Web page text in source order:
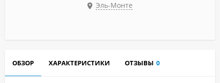
Эль-Монте
ОБЗОР ХАРАКТЕРИСТИКИ ОТЗЫВЫ 0